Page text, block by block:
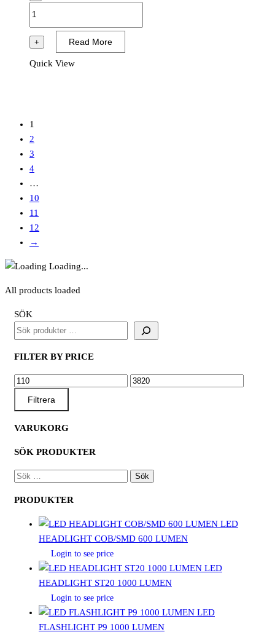
Underställströja
Långärmad.
+ Read More
Quick View
1
2
3
4
…
10
11
12
→
Loading...
All products loaded
SÖK
FILTER BY PRICE
MIN
PRIS
MAX
Filtrera
VARUKORG
SÖK PRODUKTER
SÖK
PRODUKTER
LED
HEADLIGHT COB/SMD 600 LUMEN
Login to see price
LED
HEADLIGHT ST20 1000 LUMEN
Login to see price
LED
FLASHLIGHT P9 1000 LUMEN